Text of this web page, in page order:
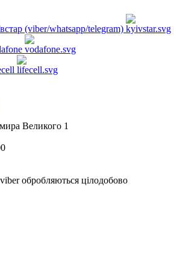
(viber/whatsapp/telegram)
Великого 1
обробляються цілодобово